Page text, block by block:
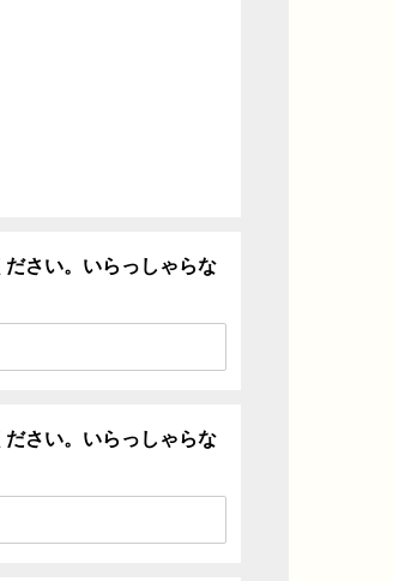
さい。いらっしゃらな
さい。いらっしゃらな